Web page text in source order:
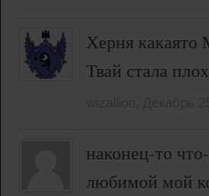
Херня какаято
Твай стала
наконец-то
любимой мой